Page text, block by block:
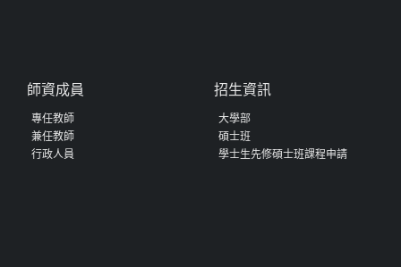
師資成員
專任教師
兼任教師
行政人員
招生資訊
大學部
碩士班
學士生先修碩士班課程申請